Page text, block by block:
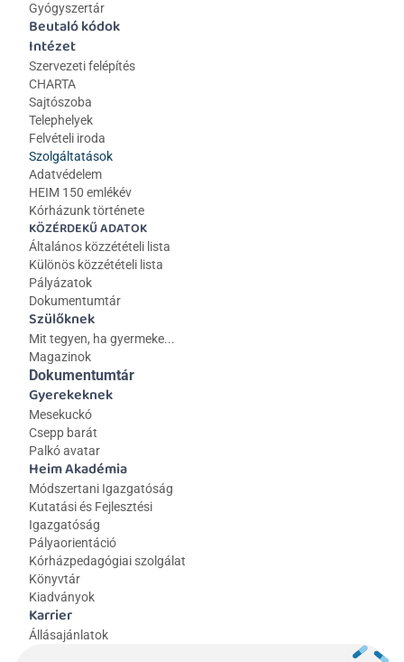
Gyógyszertár
Beutaló kódok
Intézet
Szervezeti felépítés
CHARTA
Sajtószoba
Telephelyek
Felvételi iroda
Szolgáltatások
Adatvédelem
HEIM 150 emlékév
Kórházunk története
KÖZÉRDEKŰ ADATOK
Általános közzétételi lista
Különös közzétételi lista
Pályázatok
Dokumentumtár
Szülőknek
Mit tegyen, ha gyermeke...
Magazinok
Gyerekeknek
Mesekuckó
Csepp barát
Palkó avatar
Heim Akadémia
Módszertani Igazgatóság
Kutatási és Fejlesztési
Igazgatóság
Pályaorientáció
Kórházpedagógiai szolgálat
Könyvtár
Kiadványok
Karrier
Állásajánlatok
Dokumentumtár